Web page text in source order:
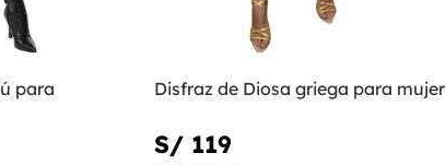
para
Disfraz de Diosa griega para mujer
S/ 119